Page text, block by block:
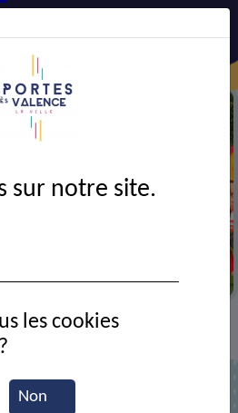
> Ressources documentaires
fanion
sur notre site.
Non
les cookies